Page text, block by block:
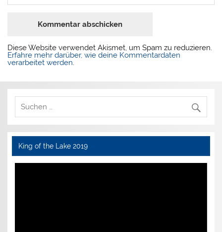
Diese Website verwendet Akismet, um Spam zu reduzieren.
Erfahre mehr darüber, wie deine Kommentardaten
verarbeitet werden
King of the Lake 2019
Video-